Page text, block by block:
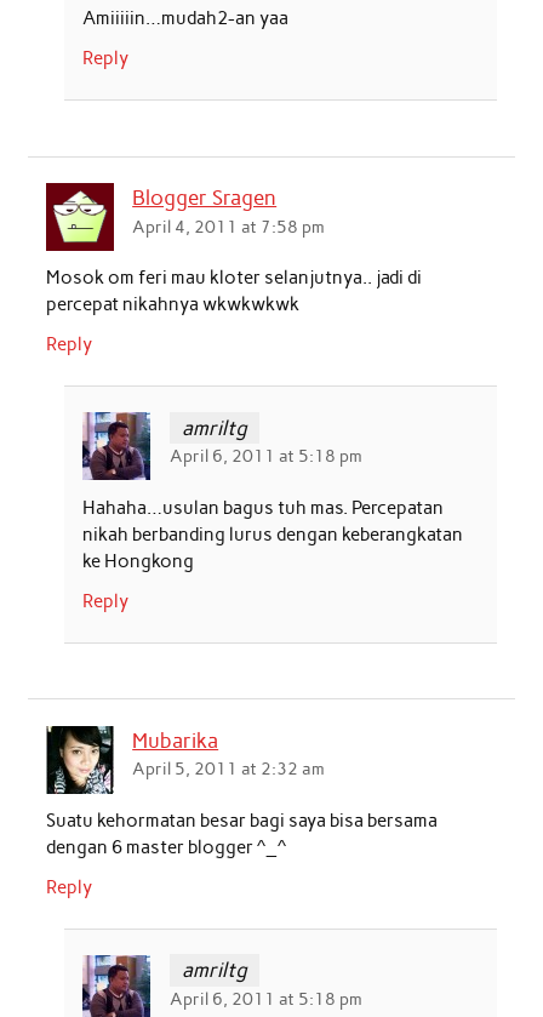
Amiiiiin…mudah2-an yaa
Reply
Blogger Sragen
April 4, 2011 at 7:58 pm
Mosok om feri mau kloter selanjutnya.. jadi di
percepat nikahnya wkwkwkwk
Reply
amriltg
April 6, 2011 at 5:18 pm
Hahaha…usulan bagus tuh mas. Percepatan
nikah berbanding lurus dengan keberangkatan
ke Hongkong
Reply
Mubarika
April 5, 2011 at 2:32 am
Suatu kehormatan besar bagi saya bisa bersama
dengan 6 master blogger ^_^
Reply
amriltg
April 6, 2011 at 5:18 pm